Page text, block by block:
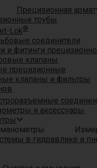
Прецизионная
трубы
Lok®
соединители
и фитинги
клапаны
прецизионные
клапаны и фильтры
и аксессуары
в гидравлике и